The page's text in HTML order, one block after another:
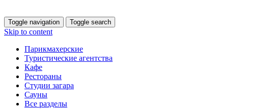
Toggle navigation Toggle search
Skip to content
Парикмахерские
Туристические агентства
Кафе
Рестораны
Студии загара
Сауны
Все разделы